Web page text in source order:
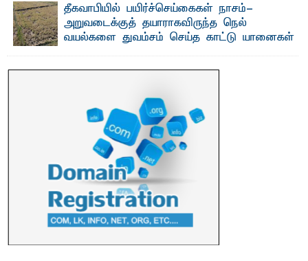
எம்.வை. அமீர்- ஒ லுவிலில் அமைந்துள்ள தென்கிழக்குப்
பல்கலைக்கழகத்தின் 18ஆவது பொதுப் பட்டமளிப்பு விழா ...
தீகவாபியில் பயிர்ச்செய்கைகள் நாசம்-
அறுவடைக்குத் தயாராகவிருந்த நெல்
வயல்களை துவம்சம் செய்த காட்டு யானைகள்
காணப்பட்ட பல ...